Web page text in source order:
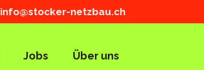
info@stocker-netzbau.ch
Jobs Über uns